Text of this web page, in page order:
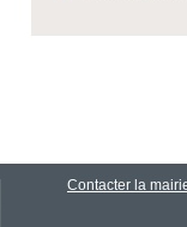
Contacter la